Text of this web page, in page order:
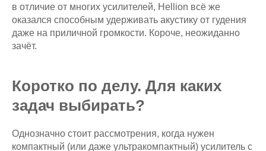
в отличие от многих усилителей, Hellion всё же
оказался способным удерживать акустику от гудения
даже на приличной громкости. Короче, неожиданно
зачёт.
Коротко по делу. Для каких
задач выбирать?
Однозначно стоит рассмотрения, когда нужен
компактный (или даже ультракомпактный) усилитель с